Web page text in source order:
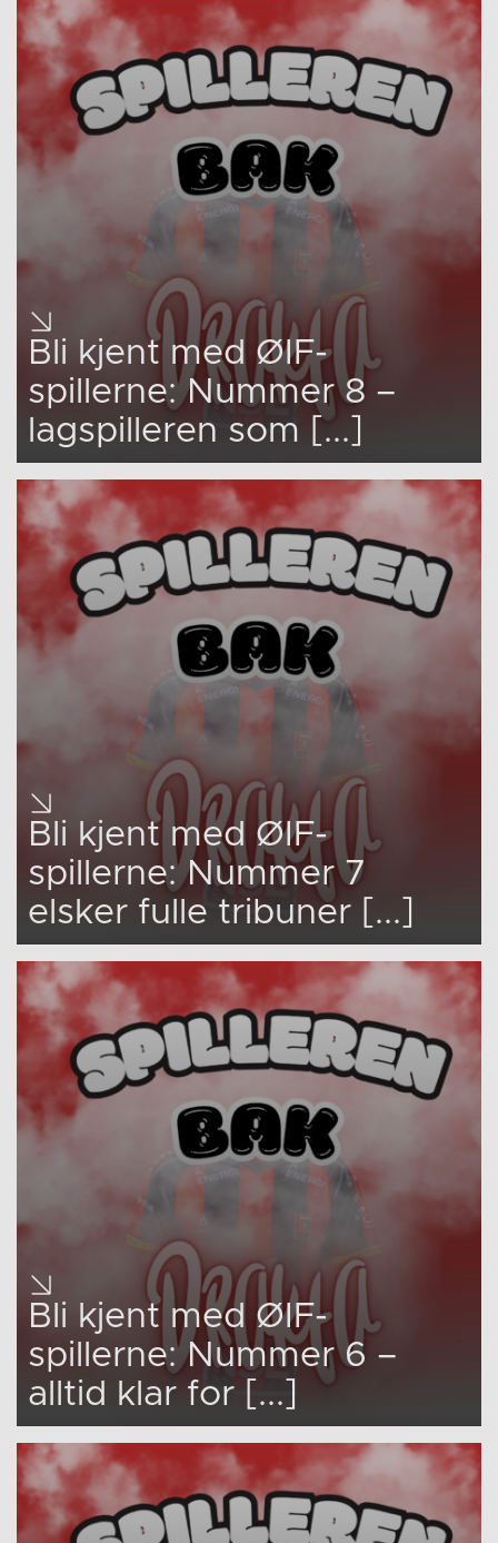
Bli kjent med ØIF-
spillerne: Nummer 8 –
lagspilleren som [...]
Bli kjent med ØIF-
spillerne: Nummer 7
elsker fulle tribuner [...]
Bli kjent med ØIF-
spillerne: Nummer 6 –
alltid klar for [...]